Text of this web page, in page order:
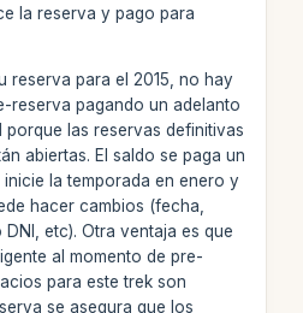
la reserva y pago para
reserva para el 2015, no hay
reserva pagando un adelanto
las reservas definitivas
abiertas. El saldo se paga un
la temporada en enero y
hacer cambios (fecha,
etc). Otra ventaja es que
al momento de pre-
para este trek son
se asegura que los